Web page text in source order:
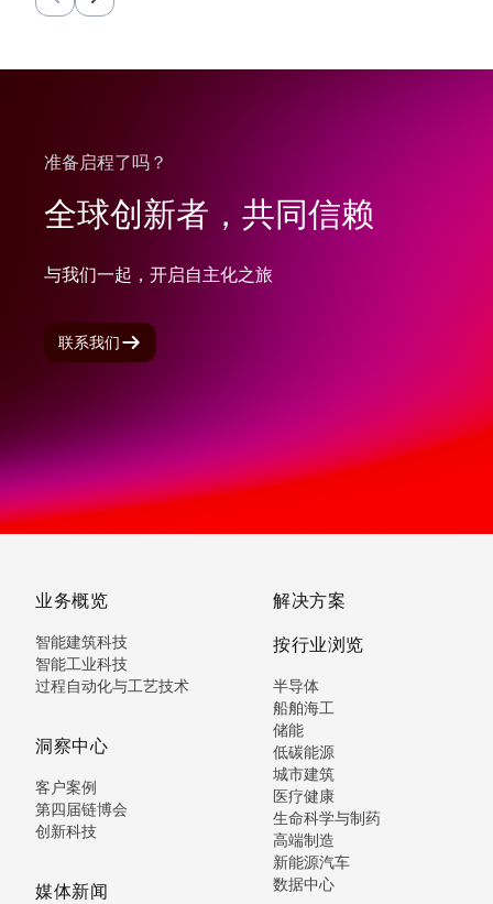
准备启程了吗？
全球创新者，共同信赖
与我们一起，开启自主化之旅
联系我们
业务概览
智能建筑科技
智能工业科技
过程自动化与工艺技术
洞察中心
客户案例
第四届链博会
创新科技
媒体新闻
解决方案
按行业浏览
半导体
船舶海工
储能
低碳能源
城市建筑
医疗健康
生命科学与制药
高端制造
新能源汽车
数据中心